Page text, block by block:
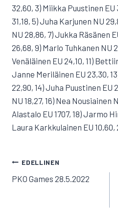
32,60, 3) Miikka Puustinen EU
31,18, 5) Juha Karjunen NU
NU 28,86, 7) Jukka Räsänen
26,68, 9) Marlo Tuhkanen NU
Venäläinen EU 24,10, 11)
Janne Meriläinen EU 23,30,
22,90, 14) Juha Puustinen EU
NU 18,27, 16) Nea Nousiainen
Alastalo EU 1707, 18) Jarmo
Laura Karkkulainen EU 10,60,
ARTIKKELIEN
SELAUS
EDELLINEN
PKO Games 28.5.2022